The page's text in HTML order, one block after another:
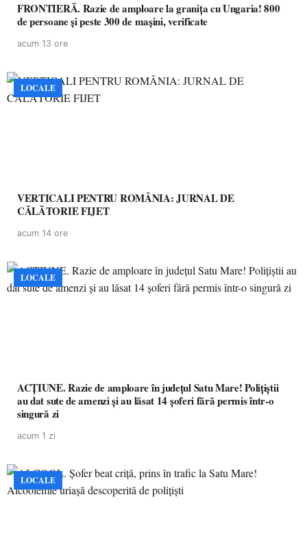
FRONTIERĂ. Razie de amploare la granița cu Ungaria! 800
de persoane și peste 300 de mașini, verificate
acum 13 ore
LOCALE
VERTICALI PENTRU ROMÂNIA: JURNAL DE
CĂLĂTORIE FIJET
acum 14 ore
LOCALE
ACȚIUNE. Razie de amploare în județul Satu Mare! Polițiștii
au dat sute de amenzi și au lăsat 14 șoferi fără permis într-o
singură zi
acum 1 zi
LOCALE